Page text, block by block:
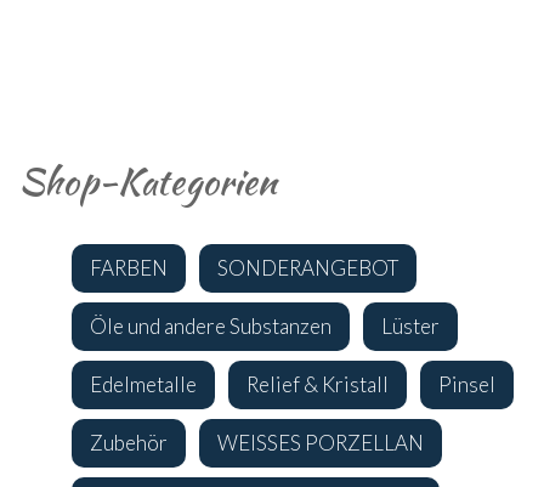
Shop-Kategorien
FARBEN SONDERANGEBOT
Öle und andere Substanzen Lüster
Edelmetalle Relief & Kristall Pinsel
Zubehör WEISSES PORZELLAN